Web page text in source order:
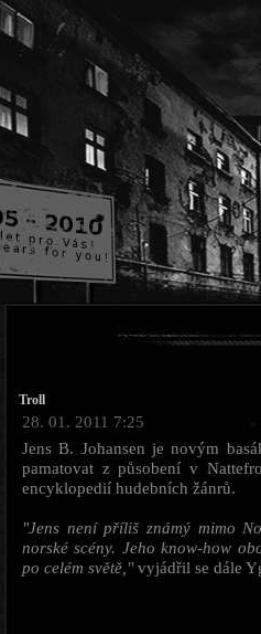
Troll
28. 01. 2011 7:25
Jens B. Johansen je novým
pamatovat z působení v
encyklopedií hudebních žánrů.
"Jens není příliš známý mimo
norské scény. Jeho know-how
po celém světě,"vyjádřil se dále